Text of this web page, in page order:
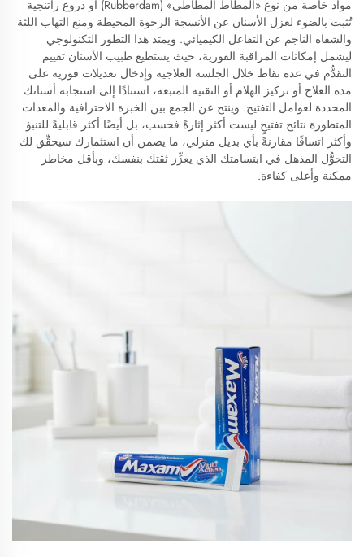
مواد خاصة من نوع «المطاط المطاطي» (Rubberdam) أو دروع راتنجية
تُثبت بالضوء لعزل الأسنان عن الأنسجة الرخوة المحيطة ومنع التهاب اللثة
والشفاه الناجم عن التفاعل الكيميائي. ويمتد هذا التطور التكنولوجي
ليشمل إمكانات المراقبة الفورية، حيث يستطيع طبيب الأسنان تقييم
التقدُّم في عدة نقاط خلال الجلسة العلاجية وإدخال تعديلات فورية على
مدة العلاج أو تركيز الهلام أو التقنية المتبعة، استنادًا إلى استجابة أسنانك
المحددة لعوامل التفتيح. وينتج عن الجمع بين الخبرة الاحترافية والمعدات
المتطورة نتائج تفتيحٍ ليست أكثر إثارةً فحسب، بل أيضًا أكثر قابليةً للتنبؤ
وأكثر اتساقًا مقارنةً بأي بديل منزلي، ما يضمن أن استثمارك سيحقِّق لك
التحوُّل المذهل في ابتسامتك الذي يعزِّز ثقتك بنفسك، وبأقل مخاطر
ممكنة وأعلى كفاءة.